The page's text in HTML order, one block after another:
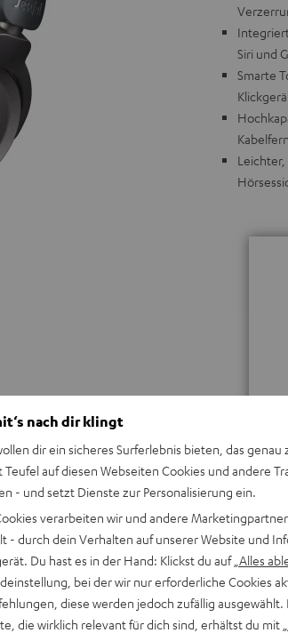
Siri und
Smarte
Keinen Store in
beraten dich
Hier Termin
nach dir klingt
dir ein sicheres Surferlebnis bieten, das
Teufel auf diesen Webseiten Cookies und andere
- und setzt Dienste zur Personalisierung ein.
verarbeiten wir und andere
- durch dein Verhalten auf unserer Website und
Du hast es in der Hand: Klickst du auf „Alles
bei der wir nur erforderliche Cookies
diese werden jedoch zufällig
die wirklich relevant für dich sind, erhältst du mit